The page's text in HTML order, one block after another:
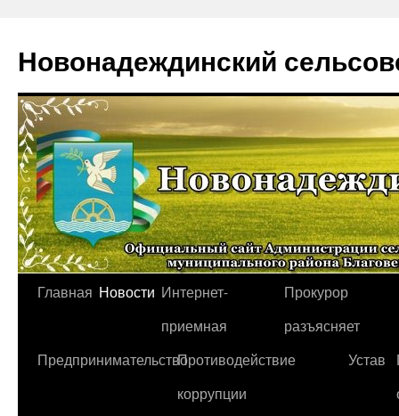
Новонадеждинский
Перейти
содержимому
Главная Новости Интернет-
приемная
Прокурор
разъясняет
ПредпринимательствоПротиводействие
коррупции
Устав